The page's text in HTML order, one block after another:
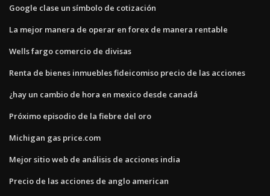
Google clase un símbolo de cotización
La mejor manera de operar en forex de manera rentable
Wells fargo comercio de divisas
Renta de bienes inmuebles fideicomiso precio de las acciones
¿hay un cambio de hora en mexico desde canadá
Próximo episodio de la fiebre del oro
Michigan gas price.com
Mejor sitio web de análisis de acciones india
Precio de las acciones de anglo american